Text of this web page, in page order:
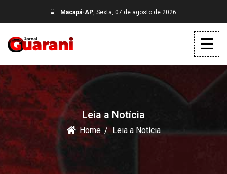
Macapá-AP, Sexta, 07 de agosto de 2026.
Leia a Notícia
Home Leia a Notícia